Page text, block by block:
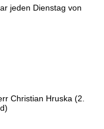
jeden Dienstag von
Christian Hruska (2.